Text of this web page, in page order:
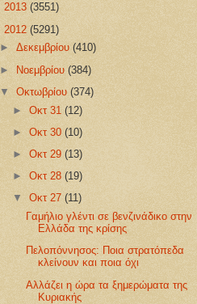
2013 (3551)
2012 (5291)
►Δεκεμβρίου(410)
► Νοεμβρίου(384)
▼Οκτωβρίου(374)
► Οκτ 31 (12)
► Οκτ 30 (10)
► Οκτ 29 (13)
► Οκτ 28 (19)
▼ Οκτ 27 (11)
Γαμήλιο γλέντι σε βενζινάδικο στην
Ελλάδα της κρίσης
Πελοπόννησος: Ποια στρατόπεδα
κλείνουν και ποια όχι
Αλλάζει η ώρα τα ξημερώματα της
Κυριακής